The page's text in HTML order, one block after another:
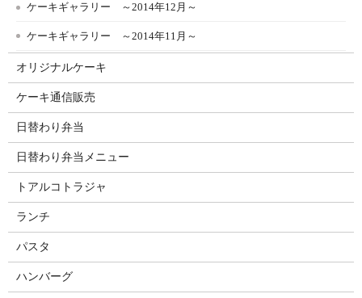
ケーキギャラリー ～2014年12月～
ケーキギャラリー ～2014年11月～
オリジナルケーキ
ケーキ通信販売
日替わり弁当
日替わり弁当メニュー
トアルコトラジャ
ランチ
パスタ
ハンバーグ